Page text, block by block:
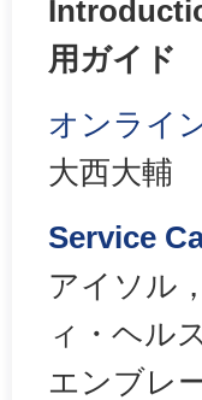
用ガイド
オンライ
大西大輔
Service
アイソル
ィ・ヘル
エンブレ